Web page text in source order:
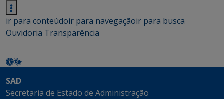
ir para conteúdoir para navegaçãoir para busca
Ouvidoria Transparência
SAD
Secretaria de Estado de Administração